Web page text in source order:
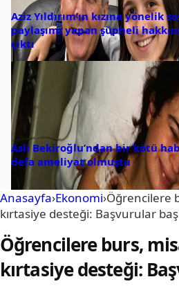
Aziz Yıldırım’ın kızına yönelik
paylaşımı yapan şüpheli
çıktı
Aslı Bekiroğlu’ndan bir kötü
defa ameliyat olmuştu
Anasayfa›Ekonomi›Öğrencilere
kırtasiye desteği: Başvurular
Öğrencilere burs,
kırtasiye desteği: